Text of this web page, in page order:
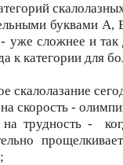
буквами А,
уже сложнее и так
к категории для
скалолазание
скорость -
на трудность -